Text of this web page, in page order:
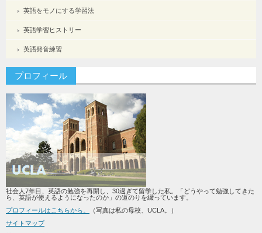
英語をモノにする学習法
英語学習ヒストリー
英語発音練習
プロフィール
社会人7年目、英語の勉強を再開し、30過ぎて留学した私。「どうやって勉強してきた
ら、英語が使えるようになったのか」の道のりを綴っています。
プロフィールはこちらから。
（写真は私の母校、UCLA。）
サイトマップ